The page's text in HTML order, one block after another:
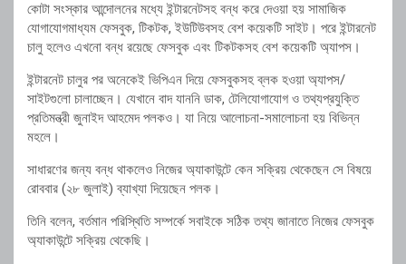
কোটা সংস্কার আন্দোলনের মধ্যে ইন্টারনেটসহ বন্ধ করে দেওয়া হয় সামাজিক
যোগাযোগমাধ্যম ফেসবুক, টিকটক, ইউটিউবসহ বেশ কয়েকটি সাইট। পরে ইন্টারনেট
চালু হলেও এখনো বন্ধ রয়েছে ফেসবুক এবং টিকটকসহ বেশ কয়েকটি অ্যাপস।
ইন্টারনেট চালুর পর অনেকেই ভিপিএন দিয়ে ফেসবুকসহ ব্লক হওয়া অ্যাপস/
সাইটগুলো চালাচ্ছেন। যেখানে বাদ যাননি ডাক, টেলিযোগাযোগ ও তথ্যপ্রযুক্তি
প্রতিমন্ত্রী জুনাইদ আহমেদ পলকও। যা নিয়ে আলোচনা-সমালোচনা হয় বিভিন্ন
মহলে।
সাধারণের জন্য বন্ধ থাকলেও নিজের অ্যাকাউন্টে কেন সক্রিয় থেকেছেন সে বিষয়ে
রোববার (২৮ জুলাই) ব্যাখ্যা দিয়েছেন পলক।
তিনি বলেন, বর্তমান পরিস্থিতি সম্পর্কে সবাইকে সঠিক তথ্য জানাতে নিজের ফেসবুক
অ্যাকাউন্টে সক্রিয় থেকেছি।